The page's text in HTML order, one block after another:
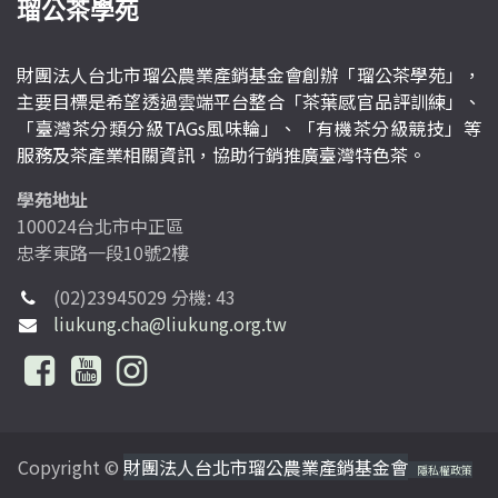
瑠公茶學苑
財團法人台北市瑠公農業產銷基金會創辦「瑠公茶學苑」，
主要目標是希望透過雲端平台整合「茶葉感官品評訓練」、
「臺灣茶分類分級TAGs風味輪」、「有機茶分級競技」等
服務及茶產業相關資訊，協助行銷推廣臺灣特色茶。
學苑地址
100024台北市中正區
忠孝東路一段10號2樓
(02)23945029 分機: 43
liukung.cha@liukung.org.tw
Copyright © 財團法人台北市瑠公農業產銷基金會 隱私權政策